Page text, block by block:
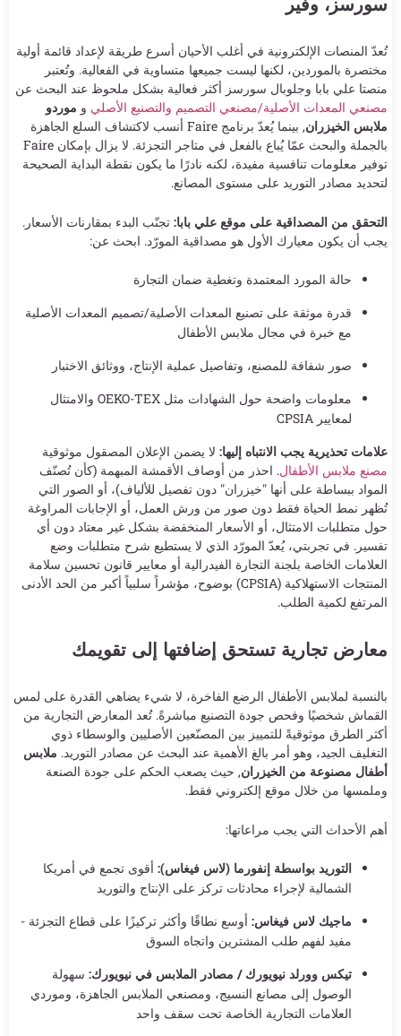
تُعدّ المنصات الإلكترونية في أغلب الأحيان أسرع طريقة لإعداد قائمة أولية
مختصرة بالموردين، لكنها ليست جميعها متساوية في الفعالية. وتُعتبر
منصتا علي بابا وجلوبال سورسز أكثر فعالية بشكل ملحوظ عند البحث عن
مصنعي المعدات الأصلية/مصنعي التصميم والتصنيع الأصلي و موردو
ملابس الخيزران
, بينما يُعدّ برنامج Faire أنسب لاكتشاف السلع الجاهزة
بالجملة والبحث عمّا يُباع بالفعل في متاجر التجزئة. لا يزال بإمكان Faire
توفير معلومات تنافسية مفيدة، لكنه نادرًا ما يكون نقطة البداية الصحيحة
لتحديد مصادر التوريد على مستوى المصانع.
التحقق من المصداقية على موقع علي بابا: تجنّب البدء بمقارنات الأسعار.
يجب أن يكون معيارك الأول هو مصداقية المورّد. ابحث عن:
حالة المورد المعتمدة وتغطية ضمان التجارة
قدرة موثقة على تصنيع المعدات الأصلية/تصميم المعدات الأصلية
مع خبرة في مجال ملابس الأطفال
صور شفافة للمصنع، وتفاصيل عملية الإنتاج، ووثائق الاختبار
معلومات واضحة حول الشهادات مثل OEKO-TEX والامتثال
لمعايير CPSIA
علامات تحذيرية يجب الانتباه إليها: لا يضمن الإعلان المصقول موثوقية
مصنع ملابس الأطفال. احذر من أوصاف الأقمشة المبهمة (كأن تُصنّف
المواد ببساطة على أنها "خيزران" دون تفصيل للألياف)، أو الصور التي
تُظهر نمط الحياة فقط دون صور من ورش العمل، أو الإجابات المراوغة
حول متطلبات الامتثال، أو الأسعار المنخفضة بشكل غير معتاد دون أي
تفسير. في تجربتي، يُعدّ المورّد الذي لا يستطيع شرح متطلبات وضع
العلامات الخاصة بلجنة التجارة الفيدرالية أو معايير قانون تحسين سلامة
المنتجات الاستهلاكية (CPSIA) بوضوح، مؤشراً سلبياً أكبر من الحد الأدنى
المرتفع لكمية الطلب.
معارض تجارية تستحق إضافتها إلى تقويمك
بالنسبة لملابس الأطفال الرضع الفاخرة، لا شيء يضاهي القدرة على لمس
القماش شخصيًا وفحص جودة التصنيع مباشرةً. تُعد المعارض التجارية من
أكثر الطرق موثوقيةً للتمييز بين المصنّعين الأصليين والوسطاء ذوي
التغليف الجيد، وهو أمر بالغ الأهمية عند البحث عن مصادر التوريد. ملابس
أطفال مصنوعة من الخيزران, حيث يصعب الحكم على جودة الصنعة
وملمسها من خلال موقع إلكتروني فقط.
أهم الأحداث التي يجب مراعاتها:
التوريد بواسطة إنفورما (لاس فيغاس): أقوى تجمع في أمريكا
الشمالية لإجراء محادثات تركز على الإنتاج والتوريد
ماجيك لاس فيغاس: أوسع نطاقًا وأكثر تركيزًا على قطاع التجزئة -
مفيد لفهم طلب المشترين واتجاه السوق
تيكس وورلد نيويورك / مصادر الملابس في نيويورك: سهولة
الوصول إلى مصانع النسيج، ومصنعي الملابس الجاهزة، وموردي
العلامات التجارية الخاصة تحت سقف واحد